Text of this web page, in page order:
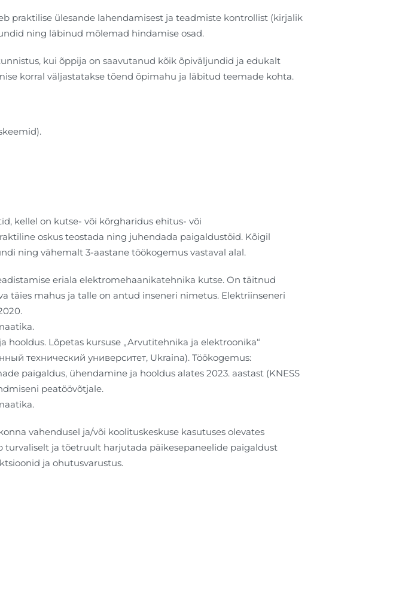
praktilise ülesande lahendamisest ja teadmiste kontrollist (kirjalik
ning läbinud mõlemad hindamise osad.
kui õppija on saavutanud kõik õpiväljundid ja edukalt
korral väljastatakse tõend õpimahu ja läbitud teemade kohta.
kellel on kutse- või kõrgharidus ehitus- või
oskus teostada ning juhendada paigaldustöid. Kõigil
ning vähemalt 3-aastane töökogemus vastaval alal.
eriala elektromehaanikatehnika kutse. On täitnud
täies mahus ja talle on antud inseneri nimetus. Elektriinseneri
Lõpetas kursuse „Arvutitehnika ja elektroonika“
технический университет, Ukraina). Töökogemus:
paigaldus, ühendamine ja hooldus alates 2023. aastast (KNESS
peatöövõtjale.
vahendusel ja/või koolituskeskuse kasutuses olevates
ja tõetruult harjutada päikesepaneelide paigaldust
ja ohutusvarustus.